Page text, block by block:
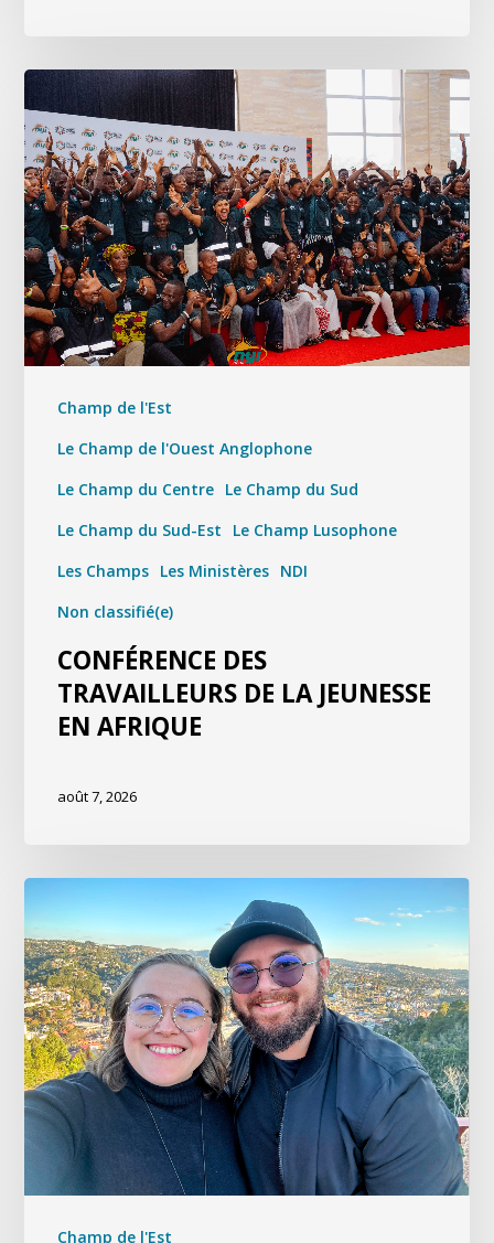
Champ de l'Est
Le Champ de l'Ouest Anglophone
Le Champ du Centre Le Champ du Sud
Le Champ du Sud-Est
Le Champ Lusophone
Les Champs Les Ministères NDI
Non classifié(e)
CONFÉRENCE DES
TRAVAILLEURS DE LA JEUNESSE
EN AFRIQUE
août 7, 2026
Champ de l'Est